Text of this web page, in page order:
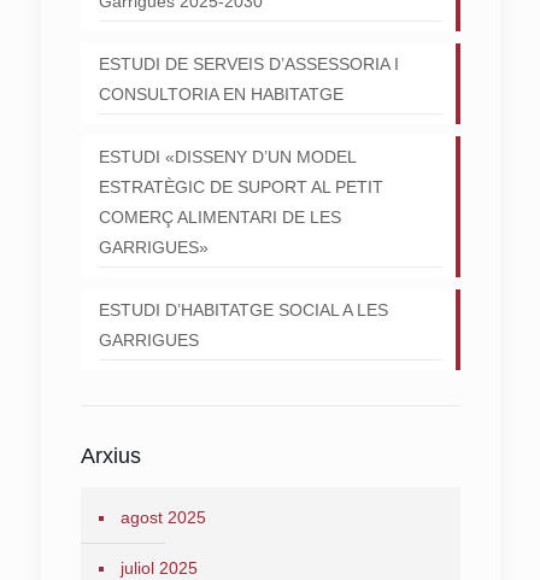
ESTUDI DE SERVEIS D’ASSESSORIA I
CONSULTORIA EN HABITATGE
ESTUDI «DISSENY D’UN MODEL
ESTRATÈGIC DE SUPORT AL PETIT
COMERÇ ALIMENTARI DE LES
GARRIGUES»
ESTUDI D’HABITATGE SOCIAL A LES
GARRIGUES
Arxius
agost 2025
juliol 2025